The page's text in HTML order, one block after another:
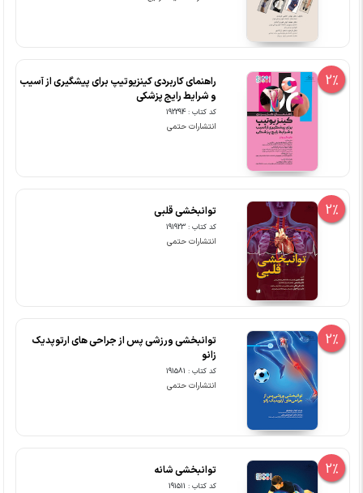
2%
راهنمای کاربردی کینزیوتیپ برای پیشگیری از آسیب
و شرایط رایج پزشکی
کد کتاب : 192294
انتشارات حتمی
2% توانبخشی قلبی
کد کتاب : 191923
انتشارات حتمی
2%
توانبخشی ورزشی پس از جراحی های ارتوپدیک
زانو
کد کتاب : 191581
انتشارات حتمی
2% توانبخشی شانه
کد کتاب : 191511